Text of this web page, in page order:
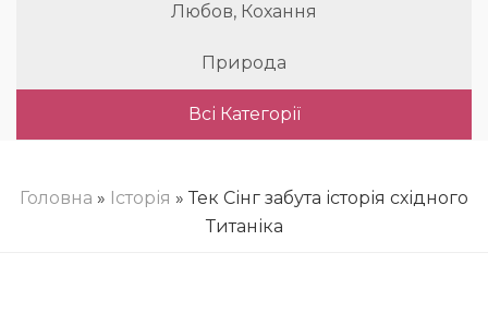
Любов, Кохання
Природа
Всі Категорії
Головна » Історія » Тек Сінг забута історія східного
Титаніка